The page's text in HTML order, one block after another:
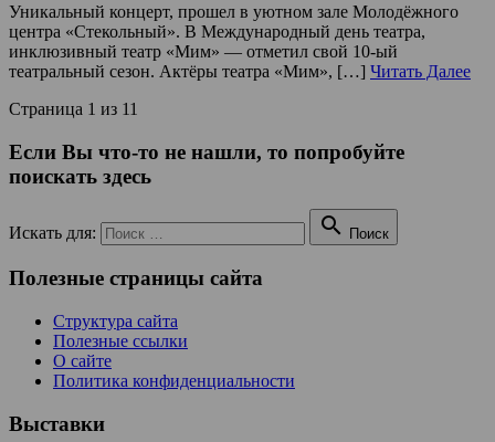
Уникальный концерт, прошел в уютном зале Молодёжного
центра «Стекольный». В Международный день театра,
инклюзивный театр «Мим» — отметил свой 10-ый
театральный сезон. Актёры театра «Мим», […] Читать Далее
Страница 1 из 11
Если Вы что-то не нашли, то попробуйте
поискать здесь
Искать для:  Поиск
Полезные страницы сайта
Структура сайта
Полезные ссылки
О сайте
Политика конфиденциальности
Выставки